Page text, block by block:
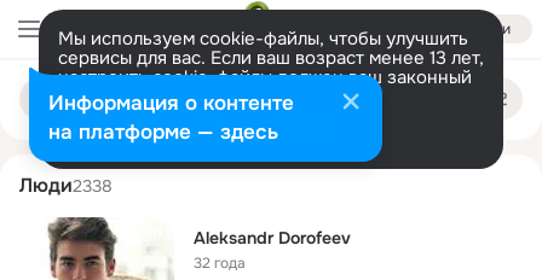
Войти
Мы используем cookie-файлы, чтобы улучшить
сервисы для вас. Если ваш возраст менее 13 лет,
настроить cookie-файлы должен ваш законный
представитель. Больше информации
Разрешить все Настроить
Поиск
людям
aleksandr dorofeev
Люди2338
Aleksandr Dorofeev
32 года
Информация о контенте
на платформе — здесь